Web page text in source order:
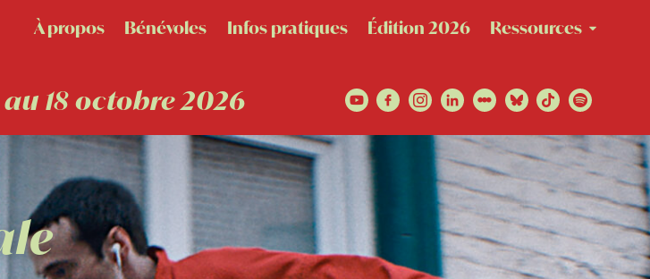
18 octobre 2026
À propos Bénévoles Infos pratiques Édition 2026 Ressources